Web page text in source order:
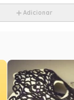
Adicionar